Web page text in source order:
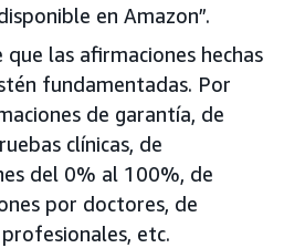
en Amazon”.
las afirmaciones hechas
fundamentadas. Por
de garantía, de
clínicas, de
del 0% al 100%, de
por doctores, de
etc.